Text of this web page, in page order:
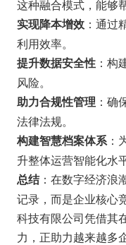
这种融合模式，能够
实现降本增效：通过
利用效率。
提升数据安全性：构
风险。
助力合规性管理 ：确
法律法规。
构建智慧档案体系：
升整体运营智能化水平
总结：在数字经济浪
记录，而是企业核心
科技有限公司凭借其
力，正助力越来越多